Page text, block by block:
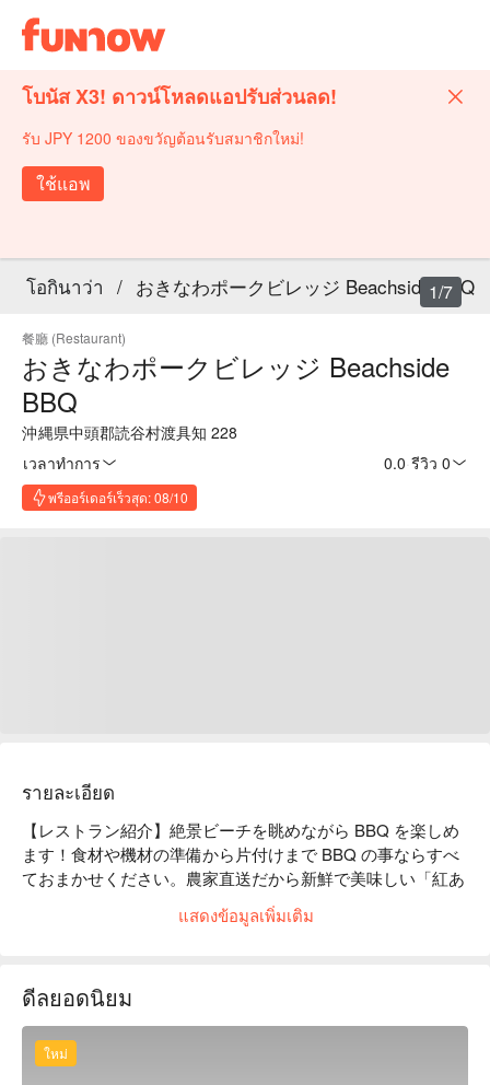
โบนัส X3! ดาวน์โหลดแอปรับส่วนลด!
รับ JPY 1200 ของขวัญต้อนรับสมาชิกใหม่!
ใช้แอพ
โอกินาว่า / おきなわポークビレッジ Beachside BBQ
餐廳 (Restaurant)
おきなわポークビレッジ Beachside
BBQ
沖縄県中頭郡読谷村渡具知 228
เวลาทำการ
0.0 รีวิว 0
พรีออร์เดอร์เร็วสุด: 08/10
1/7
รายละเอียด
【レストラン紹介】絶景ビーチを眺めながら BBQ を楽しめ
ます！食材や機材の準備から片付けまで BBQ の事ならすべ
ておまかせください。農家直送だから新鮮で美味しい「紅あ
ぐー」と「紅豚」をご堪能ください。テラス席や東屋など、
人数や用途に応じてベストなお席をご利用いただけます。真
紅豚ロース：沖縄の自然の恵あふれる「紅豚」は農家直送だ
から新鮮美味！
紅豚厚切りロースハム：自社工房で手作りのハムだからヘル
シーでお子様にも大人気
แสดงข้อมูลเพิ่มเติม
ดีลยอดนิยม
ใหม่